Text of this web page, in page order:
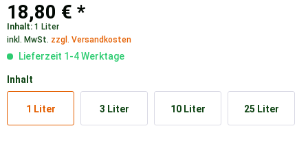
18,80 € *
Inhalt: 1 Liter
inkl. MwSt. zzgl. Versandkosten
Lieferzeit 1-4 Werktage
Inhalt
1 Liter 3 Liter 10 Liter 25 Liter